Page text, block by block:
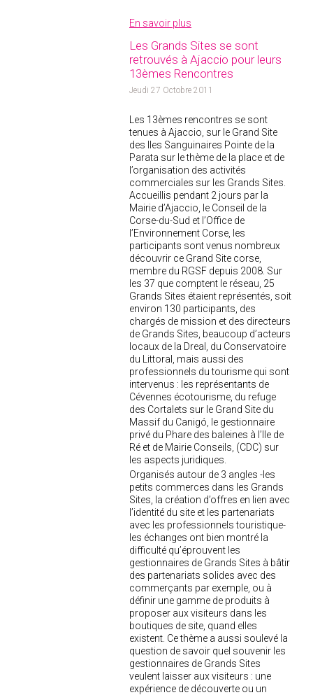
En savoir plus
Les Grands Sites se sont
retrouvés à Ajaccio pour leurs
13èmes Rencontres
Jeudi 27 Octobre 2011
Les 13èmes rencontres se sont
tenues à Ajaccio, sur le Grand Site
des Iles Sanguinaires Pointe de la
Parata sur le thème de la place et de
l’organisation des activités
commerciales sur les Grands Sites.
Accueillis pendant 2 jours par la
Mairie d’Ajaccio, le Conseil de la
Corse-du-Sud et l’Office de
l’Environnement Corse, les
participants sont venus nombreux
découvrir ce Grand Site corse,
membre du RGSF depuis 2008. Sur
les 37 que comptent le réseau, 25
Grands Sites étaient représentés, soit
environ 130 participants, des
chargés de mission et des directeurs
de Grands Sites, beaucoup d’acteurs
locaux de la Dreal, du Conservatoire
du Littoral, mais aussi des
professionnels du tourisme qui sont
intervenus : les représentants de
Cévennes écotourisme, du refuge
des Cortalets sur le Grand Site du
Massif du Canigó, le gestionnaire
privé du Phare des baleines à l’Ile de
Ré et de Mairie Conseils, (CDC) sur
les aspects juridiques.
Organisés autour de 3 angles -les
petits commerces dans les Grands
Sites, la création d’offres en lien avec
l’identité du site et les partenariats
avec les professionnels touristique-
les échanges ont bien montré la
difficulté qu’éprouvent les
gestionnaires de Grands Sites à bâtir
des partenariats solides avec des
commerçants par exemple, ou à
définir une gamme de produits à
proposer aux visiteurs dans les
boutiques de site, quand elles
existent. Ce thème a aussi soulevé la
question de savoir quel souvenir les
gestionnaires de Grands Sites
veulent laisser aux visiteurs : une
expérience de découverte ou un